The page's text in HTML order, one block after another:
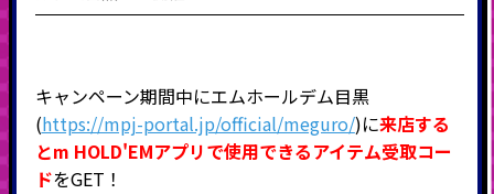
キャンペーン期間中にエムホールデム目黒
(https://mpj-portal.jp/official/meguro/)に来店する
とm HOLD'EMアプリで使用できるアイテム受取コー
ドをGET！